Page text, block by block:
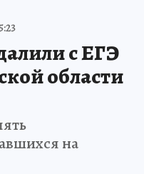
с ЕГЭ
области
на